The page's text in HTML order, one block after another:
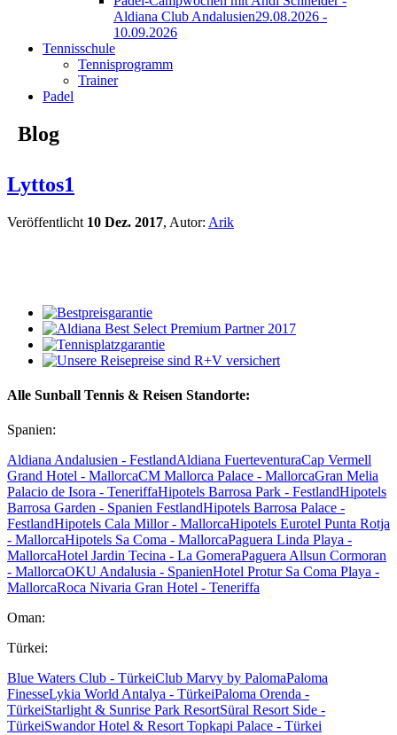
Aldiana Club Andalusien29.08.2026 -
10.09.2026
Tennisschule
Tennisprogramm
Trainer
Padel
Blog
Lyttos1
Veröffentlicht 10 Dez. 2017, Autor: Arik
Alle Sunball Tennis & Reisen Standorte:
Spanien:
Aldiana Andalusien - FestlandAldiana FuerteventuraCap Vermell
Grand Hotel - MallorcaCM Mallorca Palace - MallorcaGran Melia
Palacio de Isora - TeneriffaHipotels Barrosa Park - FestlandHipotels
Barrosa Garden - Spanien FestlandHipotels Barrosa Palace -
FestlandHipotels Cala Millor - MallorcaHipotels Eurotel Punta Rotja
- MallorcaHipotels Sa Coma - MallorcaPaguera Linda Playa -
MallorcaHotel Jardin Tecina - La GomeraPaguera Allsun Cormoran
- MallorcaOKU Andalusia - SpanienHotel Protur Sa Coma Playa -
MallorcaRoca Nivaria Gran Hotel - Teneriffa
Oman:
Türkei:
Blue Waters Club - TürkeiClub Marvy by PalomaPaloma
FinesseLykia World Antalya - TürkeiPaloma Orenda -
TürkeiStarlight & Sunrise Park ResortSüral Resort Side -
TürkeiSwandor Hotel & Resort Topkapi Palace - Türkei